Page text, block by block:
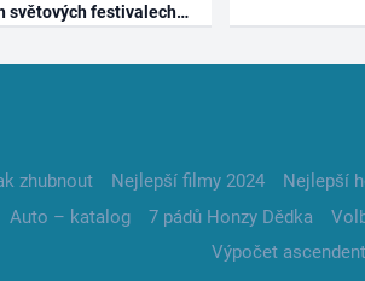
světových festivalech
zhubnout Nejlepší filmy 2024 Nejlepší
Auto – katalog
7 pádů Honzy Dědka
Výpočet